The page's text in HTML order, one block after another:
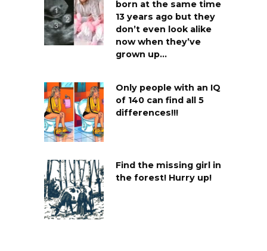
born at the same time
13 years ago but they
don’t even look alike
now when they’ve
grown up…
Only people with an IQ
of 140 can find all 5
differences!!!
Find the missing girl in
the forest! Hurry up!